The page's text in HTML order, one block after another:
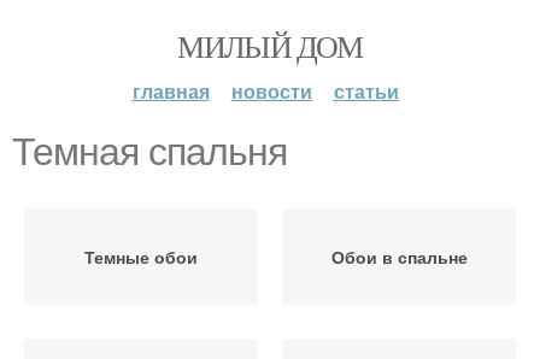
МИЛЫЙ ДОМ
главная новости статьи
Темная спальня
Темные обои Обои в спальне